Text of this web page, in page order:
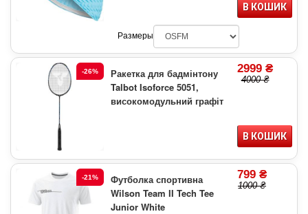
В КОШИК
Размеры
-26%
Ракетка для бадмінтону
Talbot Isoforce 5051,
високомодульний графіт
2999 ₴
4000 ₴
В КОШИК
-21%
Футболка спортивна
Wilson Team II Tech Tee
Junior White
799 ₴
1000 ₴